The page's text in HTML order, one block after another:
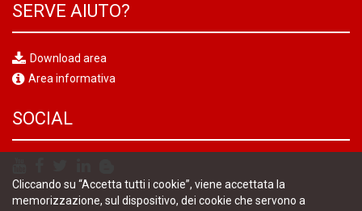
SERVE AIUTO?
Download area
Area informativa
SOCIAL
Cliccando su “Accetta tutti i cookie”, viene accettata la
memorizzazione, sul dispositivo, dei cookie che servono a